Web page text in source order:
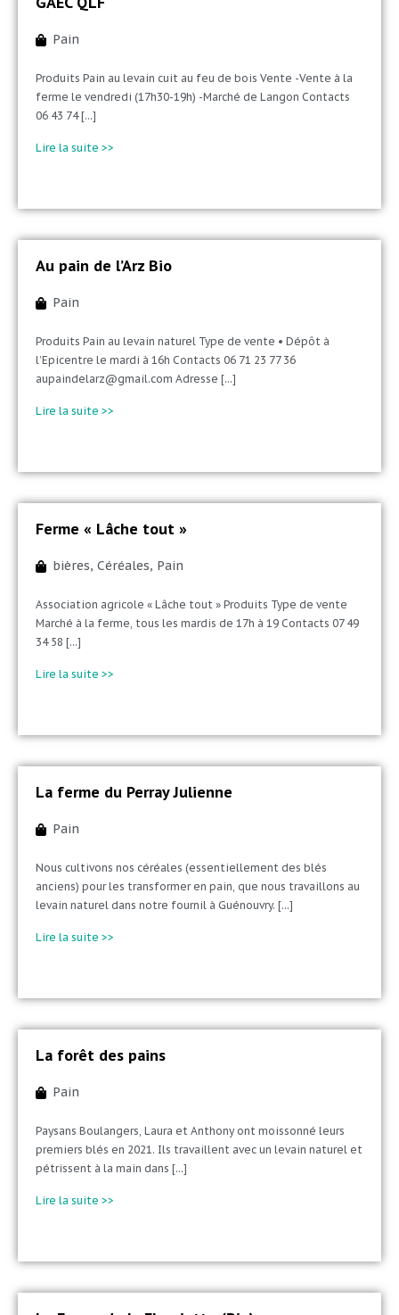
Pain
Produits Pain au levain cuit au feu de bois Vente -Vente à la
ferme le vendredi (17h30-19h) -Marché de Langon Contacts
06 43 74 [...]
Lire la suite >>
Au pain de l’Arz Bio
Pain
Produits Pain au levain naturel Type de vente • Dépôt à
l’Epicentre le mardi à 16h Contacts 06 71 23 77 36
aupaindelarz@gmail.com Adresse [...]
Lire la suite >>
Ferme « Lâche tout »
bières, Céréales, Pain
Association agricole « Lâche tout » Produits Type de vente
Marché à la ferme, tous les mardis de 17h à 19 Contacts 07 49
34 58 [...]
Lire la suite >>
La ferme du Perray Julienne
Pain
Nous cultivons nos céréales (essentiellement des blés
anciens) pour les transformer en pain, que nous travaillons au
levain naturel dans notre fournil à Guénouvry. [...]
Lire la suite >>
La forêt des pains
Pain
Paysans Boulangers, Laura et Anthony ont moissonné leurs
premiers blés en 2021. Ils travaillent avec un levain naturel et
pétrissent à la main dans [...]
Lire la suite >>